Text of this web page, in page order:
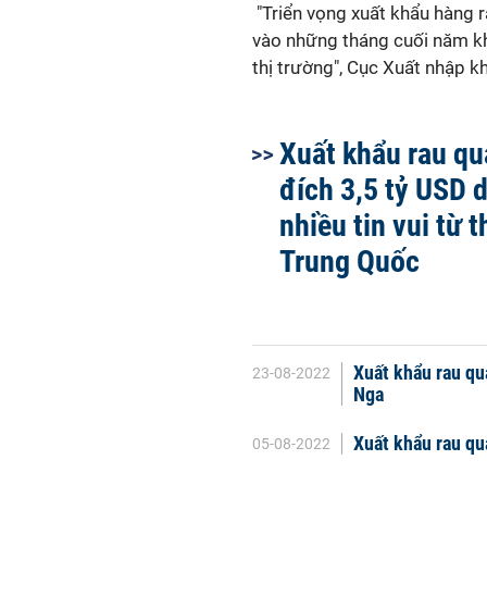
"Triển vọng xuất khẩu
vào những tháng cuối năm
thị trường", Cục Xuất nhập
Xuất khẩu rau
đích 3,5 tỷ USD
nhiều tin vui từ
Trung Quốc
23-08-2022
Xuất khẩu rau
Nga
05-08-2022 Xuất khẩu rau